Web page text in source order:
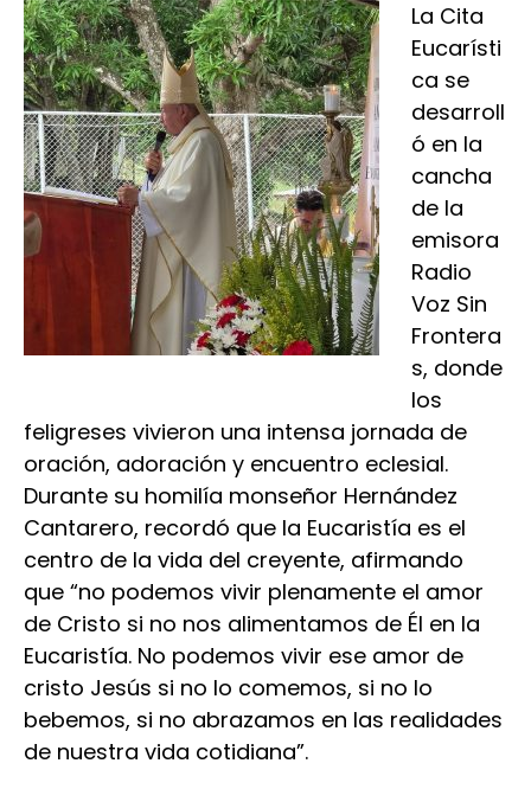
La Cita
Eucarísti
ca se
desarroll
ó en la
cancha
de la
emisora
Radio
Voz Sin
Frontera
s, donde
los
feligreses vivieron una intensa jornada de
oración, adoración y encuentro eclesial.
Durante su homilía monseñor Hernández
Cantarero, recordó que la Eucaristía es el
centro de la vida del creyente, afirmando
que “no podemos vivir plenamente el amor
de Cristo si no nos alimentamos de Él en la
Eucaristía. No podemos vivir ese amor de
cristo Jesús si no lo comemos, si no lo
bebemos, si no abrazamos en las realidades
de nuestra vida cotidiana”.